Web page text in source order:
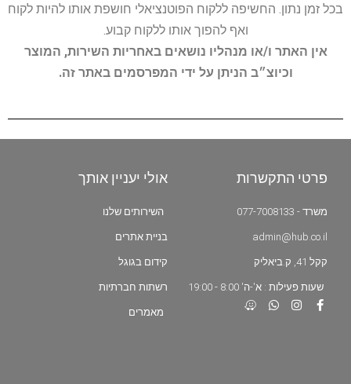
בכל זמן נתון. החשיפה ללקוח הפוטנציאלי חושפת אותו להיות לקוח
ואף להפוך אותו ללקוח קבוע.
אין האתר ו/או מנהליו נושאים באחריות השירות, המוצר
וכיוצ״ב הניתן על ידי המפרסמים באתר זה.
פרטי התקשרות
משרד - 077-7008133
admin@hub.co.il
קקל 41, ק.ביאליק
שעות פעילות : א'-ה' 8:00 - 19:00
אולי יעניין אותך
השירותים שלנו
בניית אתרים
קידום בגוגל
רשתות חברתיות
מאמרים